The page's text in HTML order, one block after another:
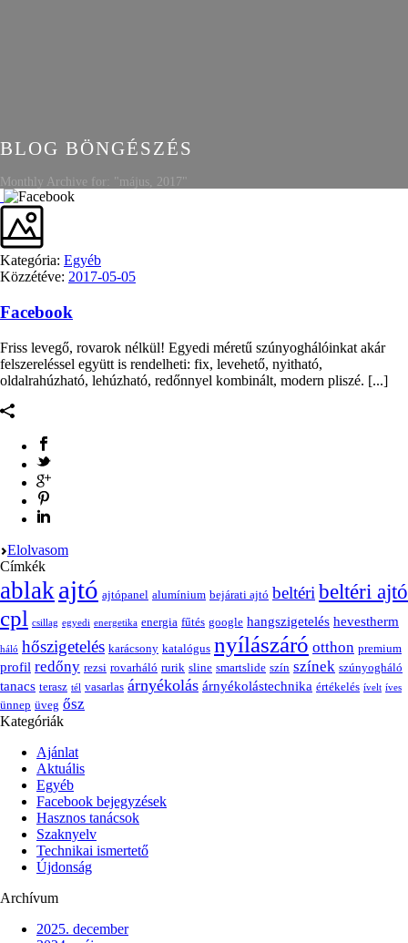
BLOG BÖNGÉSZÉS
Monthly Archive for: "május, 2017"
Kategória: Egyéb
Közzétéve: 2017-05-05
Facebook
Friss levegő, rovarok nélkül! Egyedi méretű szúnyoghálóinkat akár
felszereléssel együtt is rendelheti: fix, levehető, nyitható,
oldalrahúzható, lehúzható, redőnnyel kombinált, modern pliszé. [...]
Elolvasom
Címkék
ablak ajtó ajtópanel alumínium bejárati ajtó beltéri beltéri ajtó
cpl csillag egyedi energetika energia fűtés google hangszigetelés hevestherm
háló hőszigetelés karácsony katalógus nyílászáró otthon premium
profil redőny rezsi rovarháló rurik sline smartslide szín színek szúnyogháló
tanacs terasz tél vasarlas árnyékolás árnyékolástechnika értékelés ívelt íves
ünnep üveg ősz
Kategóriák
Ajánlat
Aktuális
Egyéb
Facebook bejegyzések
Hasznos tanácsok
Szaknyelv
Technikai ismertető
Újdonság
Archívum
2025. december